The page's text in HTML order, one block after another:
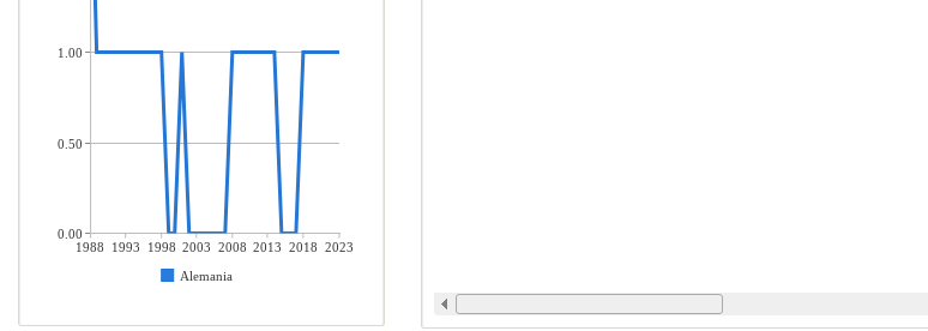
1988 1993 1998 2003 2008 2013 2018 2023
Alemania
1.00
0.50
0.00